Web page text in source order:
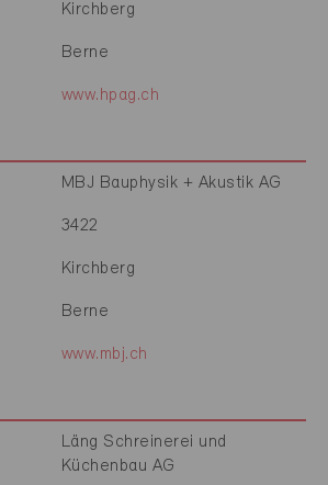
Kirchberg
Berne
www.hpag.ch
MBJ Bauphysik + Akustik AG
3422
Kirchberg
Berne
www.mbj.ch
Läng Schreinerei und
Küchenbau AG